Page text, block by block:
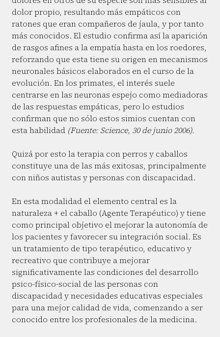
dolor propio, resultando más empáticos con
ratones que eran compañeros de jaula, y por tanto
más conocidos. El estudio confirma así la aparición
de rasgos afines a la empatía hasta en los roedores,
reforzando que esta tiene su origen en mecanismos
neuronales básicos elaborados en el curso de la
evolución. En los primates, el interés suele
centrarse en las neuronas espejo como mediadoras
de las respuestas empáticas, pero lo estudios
confirman que no sólo estos simios cuentan con
esta habilidad (Fuente: Science, 30 de junio 2006).
Quizá por esto la terapia con perros y caballos
constituye una de las más exitosas, principalmente
con niños autistas y personas con discapacidad.
En esta modalidad el elemento central es la
naturaleza + el caballo (Agente Terapéutico) y tiene
como principal objetivo el mejorar la autonomía de
los pacientes y favorecer su integración social. Es
un tratamiento de tipo terapéutico, educativo y
recreativo que contribuye a mejorar
significativamente las condiciones del desarrollo
psico-físico-social de las personas con
discapacidad y necesidades educativas especiales
para una mejor calidad de vida, comenzando a ser
conocido entre los profesionales de la medicina.